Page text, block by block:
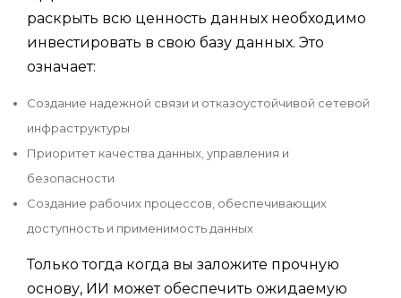
раскрыть всю ценность данных необходимо
инвестировать в свою базу данных. Это
означает:
Создание надежной связи и отказоустойчивой сетевой
инфраструктуры
Приоритет качества данных, управления и
безопасности
Создание рабочих процессов, обеспечивающих
доступность и применимость данных
Только тогда когда вы заложите прочную
основу, ИИ может обеспечить ожидаемую